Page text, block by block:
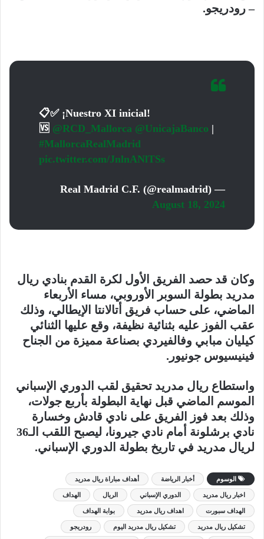
– رودريجو.
📋✅ ¡Nuestro XI inicial!
🆚 @RCD_Mallorca @UnicajaBanco |
#MallorcaRealMadrid
pic.twitter.com/JnlnANlTSs
— Real Madrid C.F. (@realmadrid)
August 18, 2024
وكان قد حصد الفريق الأول لكرة القدم بنادي ريال
مدريد بطولة السوبر الأوروبي، مساء الأربعاء
الماضي، على حساب فريق أتالانتا الإيطالي، وذلك
عقب الفوز عليه بثنائية نظيفة، وقع عليها الثنائي
كيليان مبابي وفالفيردي بصناعة مميزة من الجناح
فينيسيوس جونيور.
واستطاع ريال مدريد تحقيق لقب الدوري الإسباني
الموسم الماضي قبل نهاية البطولة بأربع جولات،
وذلك بعد فوز الفريق على نادي قادش وخسارة
نادي برشلونة أمام نادي جيرونا، ليصبح اللقب الـ36
لريال مدريد في تاريخ بطولة الدوري الإسباني.
الوسوم أخبار الرياضة أهداف مباراة ريال مدريد
اخبار ريال مدريد الدوري الإسباني الريال الهداف
الهداف سبورت اهداف ريال مدريد بوابة الهداف
تشكيل ريال مدريد تشكيل ريال مدريد اليوم رودريجو